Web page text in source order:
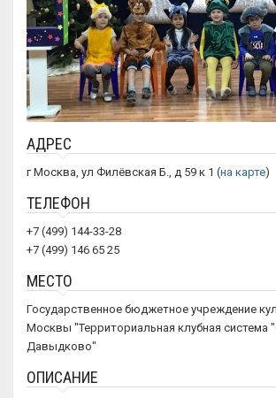
АДРЕС
г Москва, ул Филёвская Б., д 59 к 1 (на карте)
ТЕЛЕФОН
+7 (499) 144-33-28
+7 (499) 146 65 25
МЕСТО
Государственное бюджетное учреждение
Москвы "Территориальная клубная система
Давыдково"
ОПИСАНИЕ